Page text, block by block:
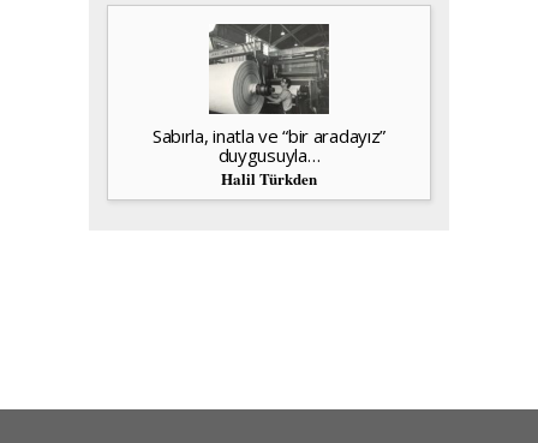
Sabırla, inatla ve “bir aradayız”
duygusuyla…
Halil Türkden